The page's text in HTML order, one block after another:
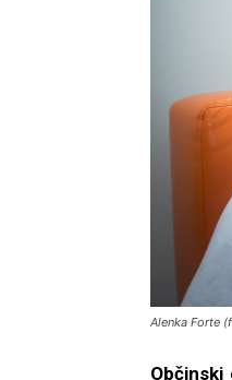
Alenka Forte